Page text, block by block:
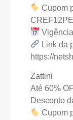
Cupom
CREF12PE
Link da
https://
Zattini
Até 60%
Desconto
Cupom